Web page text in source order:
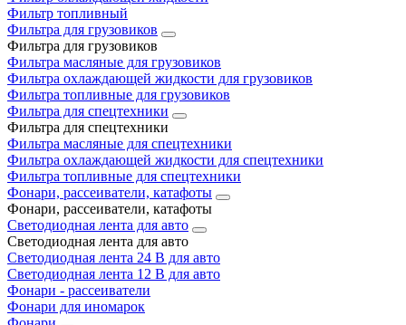
Фильтр топливный
Фильтра для грузовиков
Фильтра для грузовиков
Фильтра масляные для грузовиков
Фильтра охлаждающей жидкости для грузовиков
Фильтра топливные для грузовиков
Фильтра для спецтехники
Фильтра для спецтехники
Фильтра масляные для спецтехники
Фильтра охлаждающей жидкости для спецтехники
Фильтра топливные для спецтехники
Фонари, рассеиватели, катафоты
Фонари, рассеиватели, катафоты
Светодиодная лента для авто
Светодиодная лента для авто
Светодиодная лента 24 В для авто
Светодиодная лента 12 В для авто
Фонари - рассеиватели
Фонари для иномарок